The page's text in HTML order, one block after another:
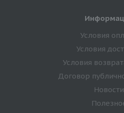
Условия
Условия
Условия
Договор
Новости